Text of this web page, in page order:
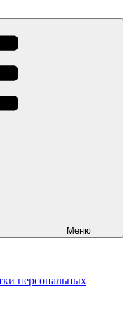
Меню
персональных